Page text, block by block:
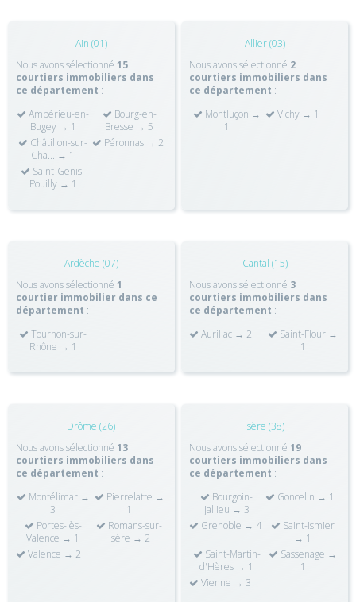
Ain (01)
Nous avons sélectionné 15
courtiers immobiliers dans
ce département :
Ambérieu-en-
Bugey → 1
Bourg-en-
Bresse → 5
Châtillon-sur-
Cha... → 1
Péronnas → 2
Saint-Genis-
Pouilly → 1
Allier (03)
Nous avons sélectionné 2
courtiers immobiliers dans
ce département :
Montluçon →
1
Vichy → 1
Ardèche (07)
Nous avons sélectionné 1
courtier immobilier dans ce
département :
Tournon-sur-
Rhône → 1
Cantal (15)
Nous avons sélectionné 3
courtiers immobiliers dans
ce département :
Aurillac → 2
Saint-Flour →
1
Drôme (26)
Nous avons sélectionné 13
courtiers immobiliers dans
ce département :
Montélimar →
3
Pierrelatte →
1
Portes-lès-
Valence → 1
Romans-sur-
Isère → 2
Valence → 2
Isère (38)
Nous avons sélectionné 19
courtiers immobiliers dans
ce département :
Bourgoin-
Jallieu → 3
Goncelin → 1
Grenoble → 4
Saint-Ismier
→ 1
Saint-Martin-
d'Hères → 1
Sassenage →
1
Vienne → 3